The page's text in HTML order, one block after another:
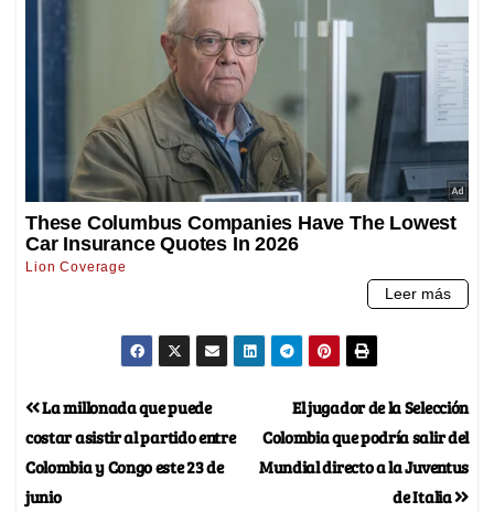
El jugador de la Selección
Colombia que podría salir del
Mundial directo a la Juventus
de Italia
La millonada que puede
costar asistir al partido entre
Colombia y Congo este 23 de
junio